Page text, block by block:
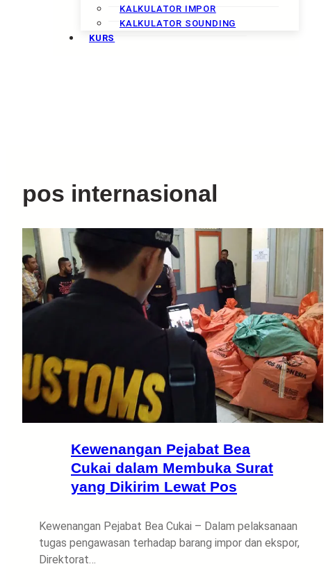
KALKULATOR IMPOR
KALKULATOR SOUNDING
KURS
pos internasional
Kewenangan Pejabat Bea
Cukai dalam Membuka Surat
yang Dikirim Lewat Pos
Kewenangan Pejabat Bea Cukai – Dalam pelaksanaan
tugas pengawasan terhadap barang impor dan ekspor,
Direktorat…